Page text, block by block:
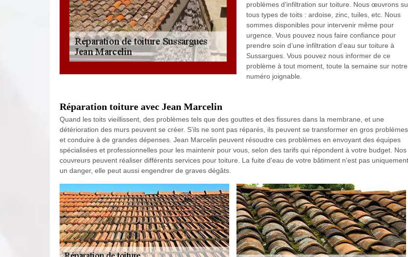
problèmes d’infiltration sur toiture. Nous œuvrons
tous types de toits : ardoise, zinc, tuiles, etc. Nous
sommes disponibles pour intervenir même pour
urgence. Vous pouvez nous faire confiance pour
prendre soin d’une infiltration d’eau sur toiture à
Sussargues. Vous pouvez nous informer de ce
problème à tout moment, toute la semaine sur notre
numéro joignable.
Réparation toiture avec Jean Marcelin
Quand les toits vieillissent, des problèmes tels que des gouttes et des fissures dans la membrane, et une
détérioration des murs peuvent se créer. S’ils ne sont pas réparés, ils peuvent se transformer en gros problèmes
et conduire à de grandes dépenses. Jean Marcelin peuvent résoudre ces problèmes en envoyant des équipes
spécialisées et professionnelles pour les maintenir pour vous, selon des tarifs qui répondent à votre budget. Nos
couvreurs peuvent réaliser différents services pour toiture. La fuite d'eau de votre bâtiment n'est pas uniquement
un danger, elle peut aussi engendrer de graves dégâts.